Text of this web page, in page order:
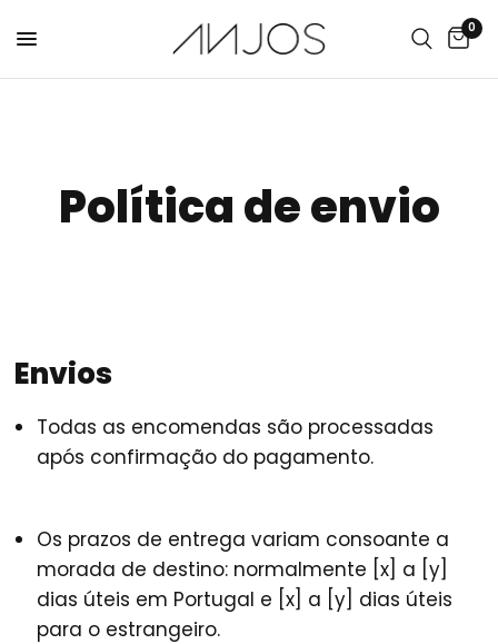
0
Política de envio
Envios
Todas as encomendas são processadas
após confirmação do pagamento.
Os prazos de entrega variam consoante a
morada de destino: normalmente [x] a [y]
dias úteis em Portugal e [x] a [y] dias úteis
para o estrangeiro.